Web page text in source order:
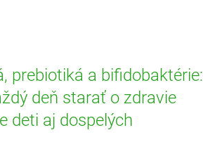
prebiotiká a bifidobaktérie:
deň starať o zdravie
deti aj dospelých